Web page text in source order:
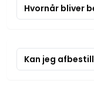
Hvornår bliver
Kan jeg